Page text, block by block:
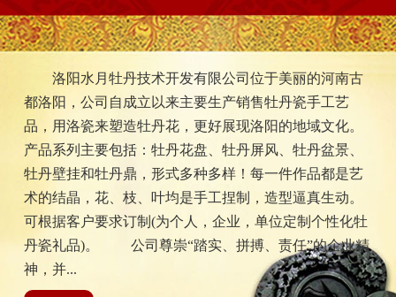
洛阳水月牡丹技术开发有限公司位于美丽的河南古
都洛阳，公司自成立以来主要生产销售牡丹瓷手工艺
品，用洛瓷来塑造牡丹花，更好展现洛阳的地域文化。
产品系列主要包括：牡丹花盘、牡丹屏风、牡丹盆景、
牡丹壁挂和牡丹鼎，形式多种多样！每一件作品都是艺
术的结晶，花、枝、叶均是手工捏制，造型逼真生动。
可根据客户要求订制(为个人，企业，单位定制个性化牡
丹瓷礼品)。 公司尊崇“踏实、拼搏、责任”的企业精
神，并...